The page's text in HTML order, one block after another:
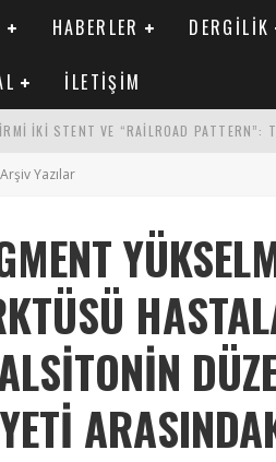
HABERLER DERGILIK
İLETIŞIM
İKI STENT VE “RAILROAD PATTERN”:
SAFEN VEN GREFT HASTALIĞI ILE İLIŞKILI
MN KARDIYOLOJI YIL 33 SAYI 2 2026
Arşiv Yazılar